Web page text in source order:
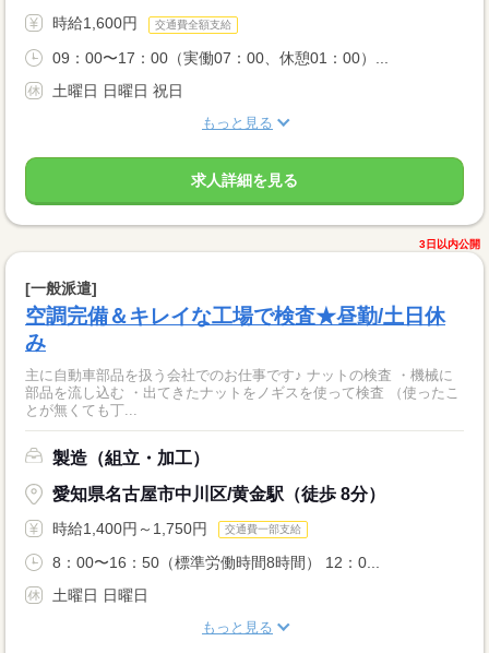
時給1,600円 交通費全額支給
09：00〜17：00（実働07：00、休憩01：00）...
土曜日 日曜日 祝日
もっと見る
求人詳細を見る
3日以内公開
[一般派遣]
空調完備＆キレイな工場で検査★昼勤/土日休
み
主に自動車部品を扱う会社でのお仕事です♪ ナットの検査 ・機械に
部品を流し込む ・出てきたナットをノギスを使って検査 （使ったこ
とが無くても丁...
製造（組立・加工）
愛知県名古屋市中川区/黄金駅（徒歩 8分）
時給1,400円～1,750円 交通費一部支給
8：00〜16：50（標準労働時間8時間） 12：0...
土曜日 日曜日
もっと見る